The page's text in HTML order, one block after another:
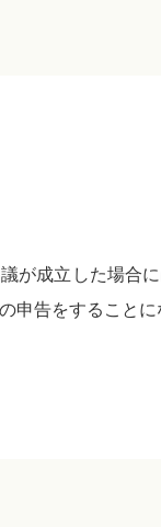
が成立した場合
申告をすることに